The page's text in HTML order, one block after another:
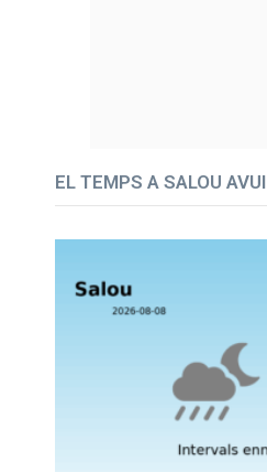
EL TEMPS A SALOU AVUI